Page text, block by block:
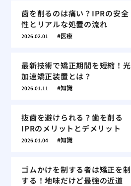
歯を削るのは痛い？IPRの安全
性とリアルな処置の流れ
2026.02.01 医療
最新技術で矯正期間を短縮！光
加速矯正装置とは？
2026.01.11 知識
抜歯を避けられる？歯を削る
IPRのメリットとデメリット
2026.01.04 知識
ゴムかけを制する者は矯正を制
する！地味だけど最強の近道